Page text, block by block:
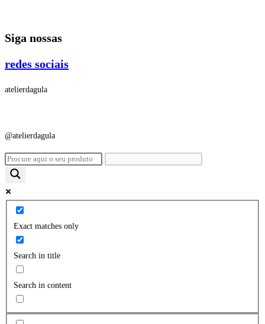
o
Siga nossas
redes sociais
atelierdagula
@atelierdagula
Exact matches only
Search in title
Search in content